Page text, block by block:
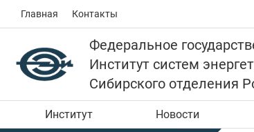
Главная Контакты
Федеральное
Институт систем
Сибирского отделения
Институт Новости